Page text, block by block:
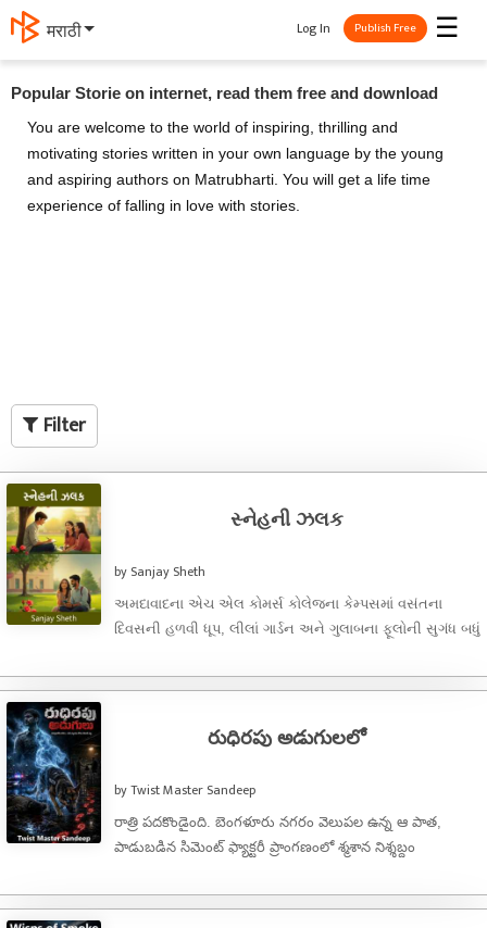
मराठी ☰
Log In Publish Free
Popular Storie on internet, read them free and download
You are welcome to the world of inspiring, thrilling and
motivating stories written in your own language by the young
and aspiring authors on Matrubharti. You will get a life time
experience of falling in love with stories.
Filter
સ્નેહની ઝલક
by Sanjay Sheth
અમદાવાદના એચ એલ કોમર્સ કોલેજના કેમ્પસમાં વસંતના
દિવસની હળવી ધૂપ, લીલાં ગાર્ડન અને ગુલાબના ફૂલોની સુગંધ બધું
రుధిరపు అడుగులలో
by Twist Master Sandeep
రాత్రి పదకొండైంది. బెంగళూరు నగరం వెలుపల ఉన్న ఆ పాత,
పాడుబడిన సిమెంట్ ఫ్యాక్టరీ ప్రాంగణంలో శ్మశాన నిశ్శబ్దం